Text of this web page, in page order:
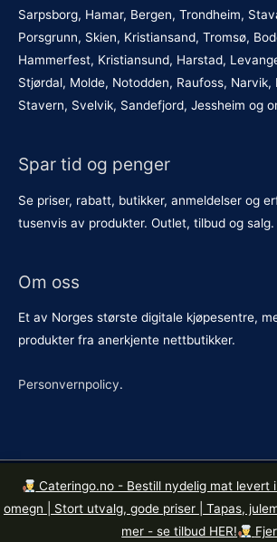
Cateringo.no - Bestill nydelig mat levert
omegn | Stort utvalg, gode priser | Tapas,
mer - se tilbud HER!
Sarpsborg, Hamar, Bergen, Trondheim,
Porsgrunn, Skien, Kristiansand, Tromsø,
Hammerfest, Kristiansund, Harstad,
Stjørdal, Molde, Notodden, Raufoss, Narvik,
Stavern, Svelvik, Sandefjord, Jessheim og
Spar tid og penger
Se priser, rabatt, butikker, anmeldelser og
tusenvis av produkter. Outlet, tilbud og salg.
Om oss
Et av Norges største digitale kjøpesentre,
produkter fra anerkjente nettbutikker.
Personvernpolicy.
Kopirett © 2026Butikkene.no. Org. nr.
Mandalls gate 14, 0190